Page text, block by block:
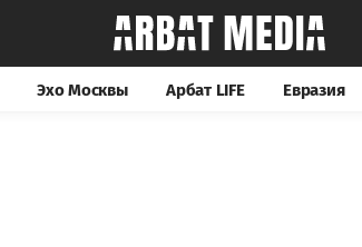
Эхо Москвы Арбат LIFE Евразия